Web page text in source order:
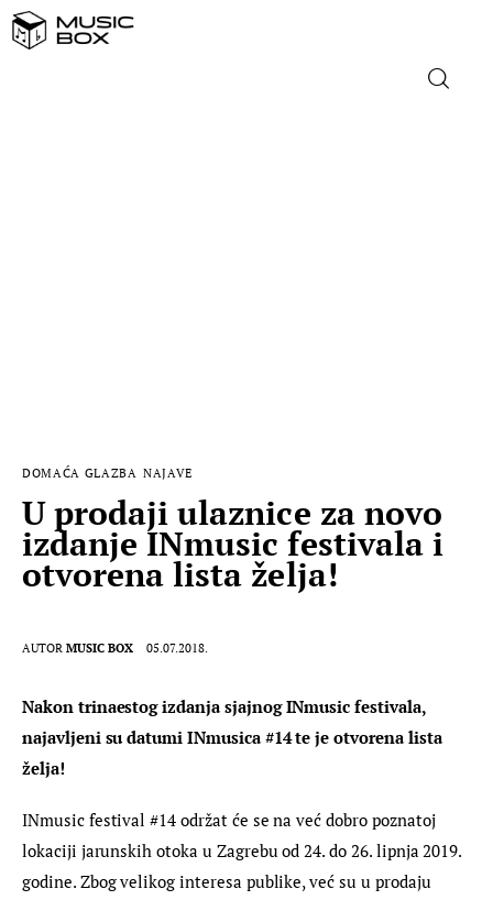
DOMAĆA GLAZBA NAJAVE
U prodaji ulaznice za novo
izdanje INmusic festivala i
otvorena lista želja!
AUTOR MUSIC BOX 05.07.2018.
Nakon trinaestog izdanja sjajnog INmusic festivala,
najavljeni su datumi INmusica #14 te je otvorena lista
želja!
INmusic festival #14 održat će se na već dobro poznatoj
lokaciji jarunskih otoka u Zagrebu od 24. do 26. lipnja 2019.
godine. Zbog velikog interesa publike, već su u prodaju